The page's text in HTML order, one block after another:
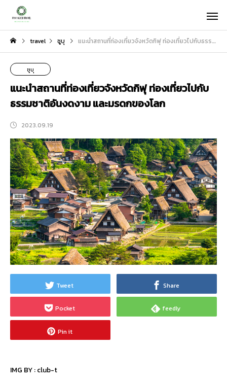
travel ชูบุ แนะนำสถานที่ท่องเที่ยวจังหวัดกิฟุ ท่องเที่ยวไปกับธรรมชาติอันงดงาม และมรดกของโลก
ชูบุ
แนะนำสถานที่ท่องเที่ยวจังหวัดกิฟุ ท่องเที่ยวไปกับ
ธรรมชาติอันงดงาม และมรดกของโลก
2023.09.19
Tweet Share
Pocket feedly
Pin it
IMG BY :club-t